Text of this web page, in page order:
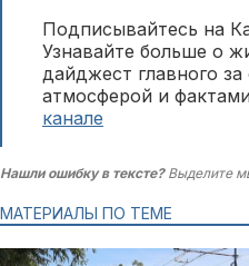
Подписывайтесь на
Узнавайте больше о
дайджест главного за
атмосферой и
канале
Нашли ошибку в тексте?Выделите
МАТЕРИАЛЫ ПО ТЕМЕ